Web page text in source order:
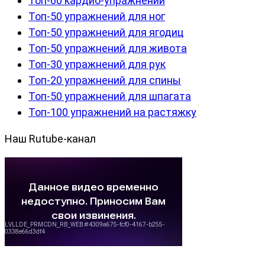
Топ-50 упражнений для ног
Топ-50 упражнений для ягодиц
Топ-50 упражнений для живота
Топ-30 упражнений для рук
Топ-20 упражнений для спины
Топ-50 упражнений для шпагата
Топ-100 упражнений на растяжку
Наш Rutube-канал